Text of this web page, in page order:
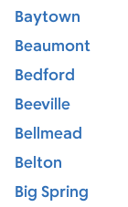
Baytown
Beaumont
Bedford
Beeville
Bellmead
Belton
Big Spring